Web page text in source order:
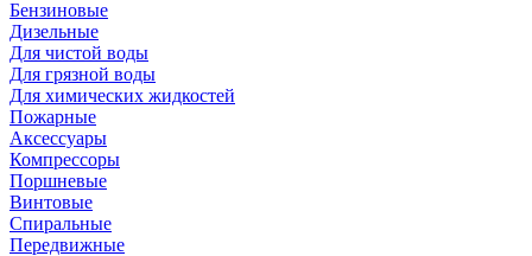
Бензиновые
Дизельные
Для чистой воды
Для грязной воды
Для химических жидкостей
Пожарные
Аксессуары
Компрессоры
Поршневые
Винтовые
Спиральные
Передвижные